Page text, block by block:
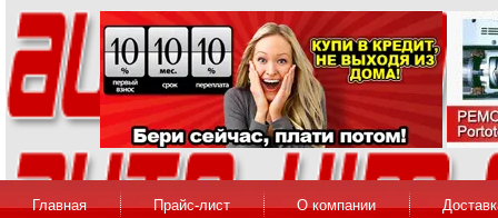
Главная Прайс-лист О компании